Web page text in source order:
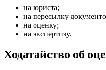
на юриста;
на пересылку
на оценку;
на экспертизу.
Ходатайство об